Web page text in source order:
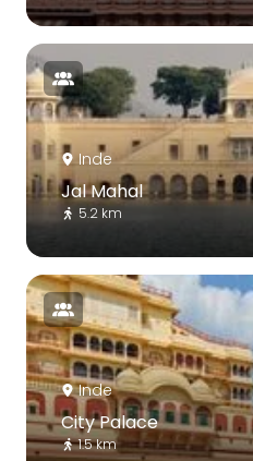
Inde
Jal Mahal
5.2 km
Inde
City Palace
1.5 km